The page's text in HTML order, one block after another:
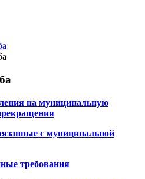
на муниципальную
с муниципальной
требования